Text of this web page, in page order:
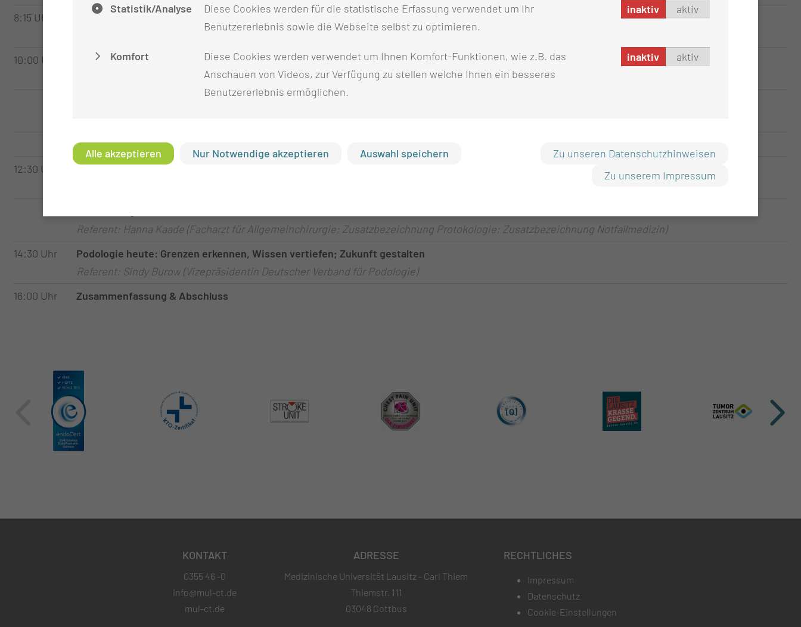
8:15 Uhr
Podiumsdiskussion Herausforderungen in der Versorgungskette
Referent: Dr. Ivor Dropco; Dr. med. Wolf-Michael Glatz; Silvia Wunderlich; Nadine Honert; Stephan Hottas; Betroffene/Betroffener
10:00 Uhr
Sichere Überleitung: Erfolgsfaktoren beim Übergang von Klinik zur Häuslichkeit
Referent: Sarah Götze (Orthopädie- und Rehatechnik Dresden GmbH)
Was hat die Ernährung mit der Wundheilung zu tun?
Mittagspause
12:30 Uhr
Sind Pilzerreger in Bezug auf chronische Wunden eine Gefahr?
Referent: Hanna Kaade (Facharzt für Allgemeinchirurgie; Zusatzbezeichnung Protokologie; Zusatzbezeichnung Notfallmedizin)
14:30 Uhr
Podologie heute: Grenzen erkennen, Wissen vertiefen; Zukunft gestalten
Referent: Sindy Burow (Vizepräsidentin Deutscher Verband für Podologie)
16:00 Uhr
Zusammenfassung & Abschluss
KONTAKT
0355 46 -0
info@mul-ct.de
mul-ct.de
ADRESSE
Medizinische Universität Lausitz - Carl Thiem
Thiemstr. 111
03048 Cottbus
RECHTLICHES
Impressum
Datenschutz
Cookie-Einstellungen
Statistik/Analyse
Diese Cookies werden für die statistische Erfassung verwendet um Ihr
Benutzererlebnis sowie die Webseite selbst zu optimieren.
inaktiv aktiv
Komfort
Diese Cookies werden verwendet um Ihnen Komfort-Funktionen, wie z.B. das
Anschauen von Videos, zur Verfügung zu stellen welche Ihnen ein besseres
Benutzererlebnis ermöglichen.
inaktiv aktiv
Alle akzeptieren Nur Notwendige akzeptieren Auswahl speichern
Zu unseren Datenschutzhinweisen
Zu unserem Impressum